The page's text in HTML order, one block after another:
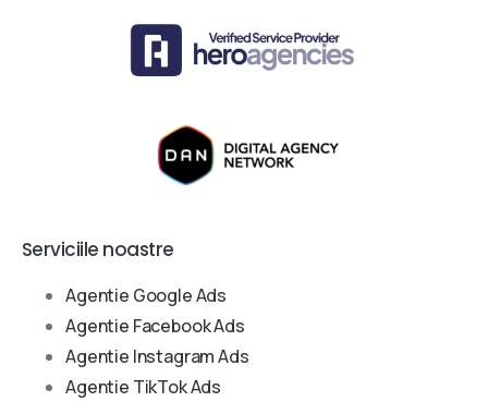
Serviciile noastre
Agentie Google Ads
Agentie Facebook Ads
Agentie Instagram Ads
Agentie TikTok Ads